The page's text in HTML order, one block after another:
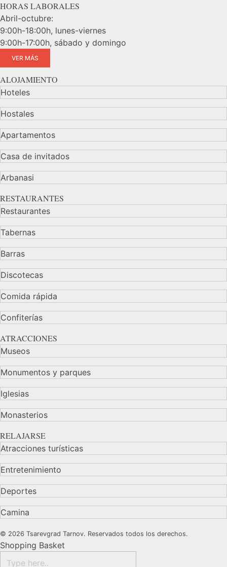
HORAS LABORALES
Abril-octubre:
9:00h-18:00h, lunes-viernes
9:00h-17:00h, sábado y domingo
VER MÁS
ALOJAMIENTO
Hoteles
Hostales
Apartamentos
Casa de invitados
Arbanasi
RESTAURANTES
Restaurantes
Tabernas
Barras
Discotecas
Comida rápida
Confiterías
ATRACCIONES
Museos
Monumentos y parques
Iglesias
Monasterios
RELAJARSE
Atracciones turísticas
Entretenimiento
Deportes
Camina
© 2026 Tsarevgrad Tarnov. Reservados todos los derechos.
Shopping Basket